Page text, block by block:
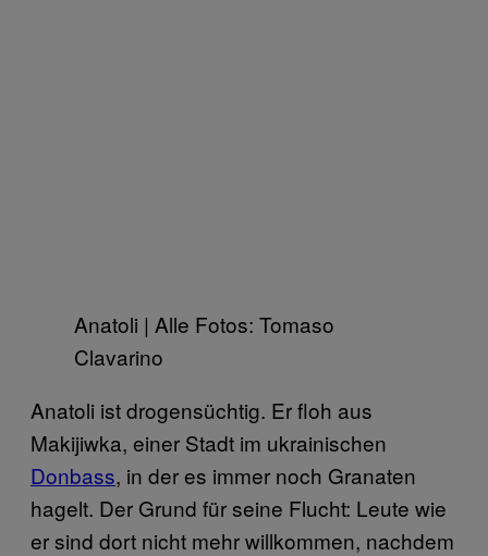
Anatoli | Alle Fotos: Tomaso
Clavarino
Anatoli ist drogensüchtig. Er floh aus
Makijiwka, einer Stadt im ukrainischen
Donbass, in der es immer noch Granaten
hagelt. Der Grund für seine Flucht: Leute wie
er sind dort nicht mehr willkommen, nachdem